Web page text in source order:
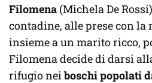
Filomena (Michela De
contadine, alle prese con
insieme a un marito ricco,
Filomena decide di darsi
rifugio neiboschi popolati